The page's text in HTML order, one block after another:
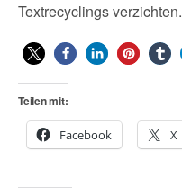
Textrecyclings verzichten.
Teilen mit:
Facebook X